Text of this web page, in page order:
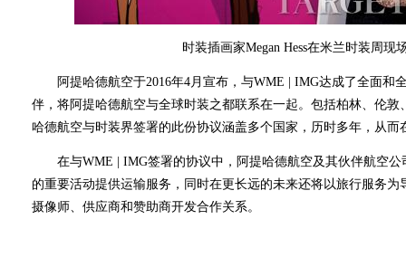
时装插画家Megan Hess在米兰时装周现
阿提哈德航空于2016年4月宣布，与WME | IMG达成了全面和
伴，将阿提哈德航空与全球时装之都联系在一起。包括柏林、伦
哈德航空与时装界签署的此份协议涵盖多个国家，历时多年，从而
在与WME | IMG签署的协议中，阿提哈德航空及其伙伴航空公
的重要活动提供运输服务，同时在更长远的未来还将以旅行服务
摄像师、供应商和赞助商开发合作关系。